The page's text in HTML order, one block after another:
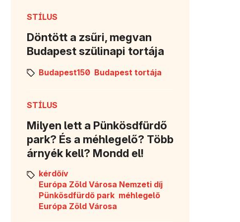
STÍLUS
Döntött a zsűri, megvan
Budapest szülinapi tortája
Budapest150 Budapest tortája
STÍLUS
Milyen lett a Pünkösdfürdő
park? És a méhlegelő? Több
árnyék kell? Mondd el!
kérdőív
Európa Zöld Városa Nemzeti díj
Pünkösdfürdő park méhlegelő
Európa Zöld Városa